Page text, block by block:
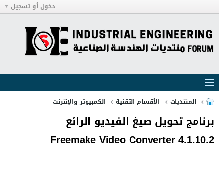
دخول أو تسجيل
المنتديات الأقسام التقنية الكمبيوتر والإنترنت
برنامج تحويل صيغ الفيديو الرائع
Freemake Video Converter 4.1.10.2